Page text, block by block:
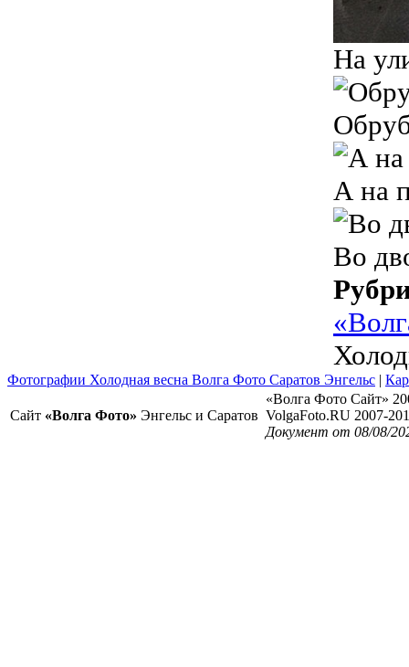
На
А на
Во
Фотографии Холодная весна Волга Фото Саратов Энгельс |
Сайт «Волга Фото» Энгельс и Саратов
«Волга Фото Сайт»
VolgaFoto.RU 2007-
Документ от 08/08/